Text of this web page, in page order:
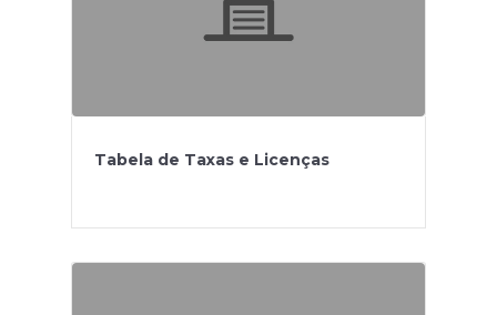
Tabela de Taxas e Licenças